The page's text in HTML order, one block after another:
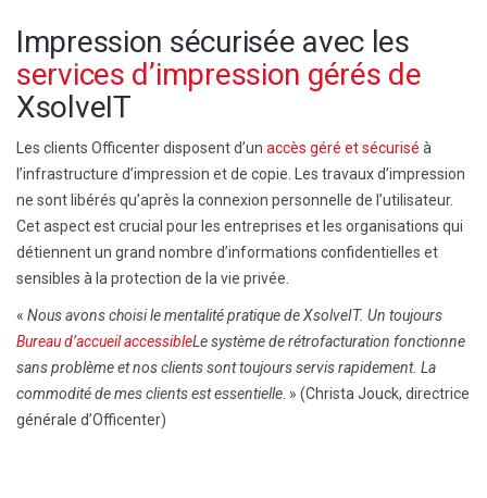
Impression sécurisée avec les
services d’impression gérés de
XsolveIT
Les clients Officenter disposent d’un accès géré et sécurisé à
l’infrastructure d’impression et de copie. Les travaux d’impression
ne sont libérés qu’après la connexion personnelle de l’utilisateur.
Cet aspect est crucial pour les entreprises et les organisations qui
détiennent un grand nombre d’informations confidentielles et
sensibles à la protection de la vie privée.
« Nous avons choisi lementalité pratique de XsolveIT. Un toujours
Bureau d’accueil accessibleLe système de rétrofacturation fonctionne
sans problème et nos clients sont toujours servis rapidement. La
commodité de mes clients est essentielle . » (Christa Jouck, directrice
générale d’Officenter)